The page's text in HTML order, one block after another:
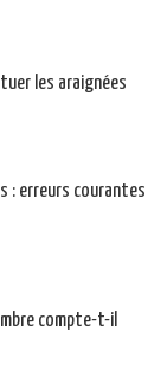
les araignées
: erreurs courantes
compte-t-il